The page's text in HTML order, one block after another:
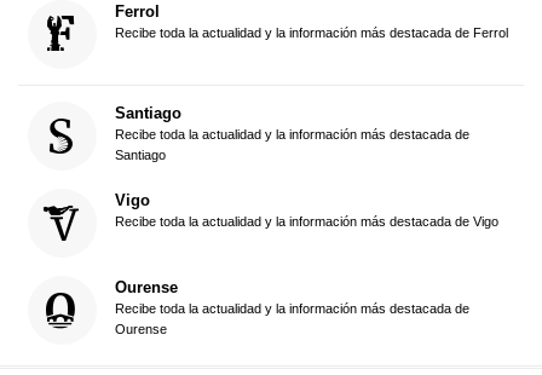
Ferrol
Recibe toda la actualidad y la información más destacada de Ferrol
Santiago
Recibe toda la actualidad y la información más destacada de
Santiago
Vigo
Recibe toda la actualidad y la información más destacada de Vigo
Ourense
Recibe toda la actualidad y la información más destacada de
Ourense